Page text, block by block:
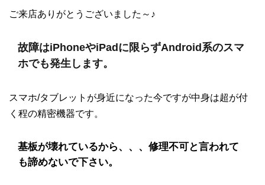
ご来店ありがとうございました～♪
故障はiPhoneやiPadに限らずAndroid系のスマ
ホでも発生します。
スマホ/タブレットが身近になった今ですが中身は超が付
く程の精密機器です。
基板が壊れているから、、、修理不可と言われて
も諦めないで下さい。